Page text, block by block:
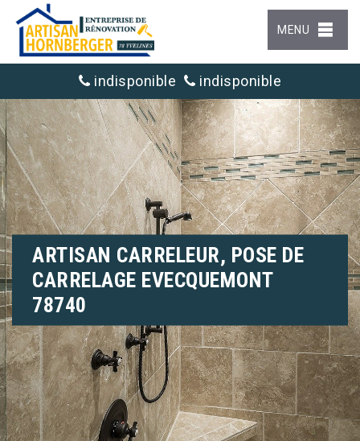
MENU
indisponible indisponible
ARTISAN CARRELEUR, POSE DE
CARRELAGE EVECQUEMONT
78740